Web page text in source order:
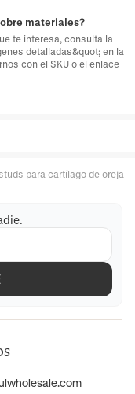
materiales?
te interesa, consulta la
detalladas&quot; en la
con el SKU o el enlace
para cartílago de oreja